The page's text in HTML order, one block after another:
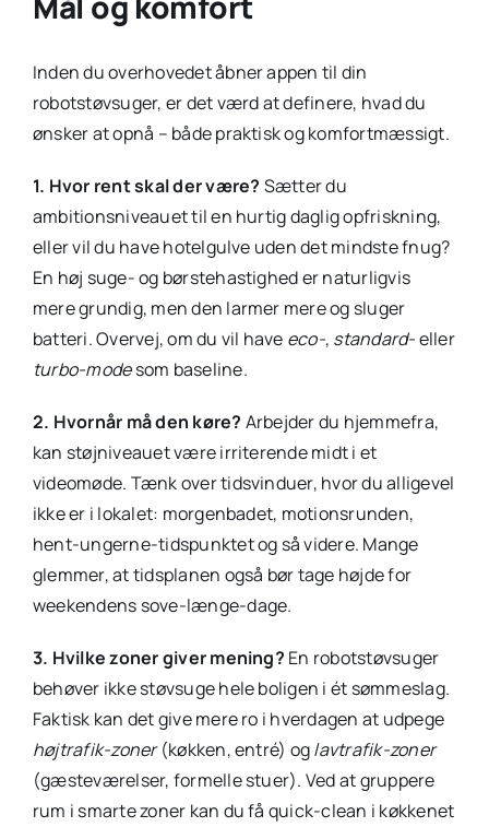
Inden du overhovedet åbner appen til din
robotstøvsuger, er det værd at definere, hvad du
ønsker at opnå – både praktisk og komfortmæssigt.
1. Hvor rent skal der være? Sætter du
ambitionsniveauet til en hurtig daglig opfriskning,
eller vil du have hotelgulve uden det mindste fnug?
En høj suge- og børstehastighed er naturligvis
mere grundig, men den larmer mere og sluger
batteri. Overvej, om du vil have eco-, standard-eller
turbo-modesom baseline.
2. Hvornår må den køre? Arbejder du hjemmefra,
kan støjniveauet være irriterende midt i et
videomøde. Tænk over tidsvinduer, hvor du alligevel
ikke er i lokalet: morgenbadet, motionsrunden,
hent-ungerne-tidspunktet og så videre. Mange
glemmer, at tidsplanen også bør tage højde for
weekendens sove-længe-dage.
3. Hvilke zoner giver mening? En robotstøvsuger
behøver ikke støvsuge hele boligen i ét sømmeslag.
Faktisk kan det give mere ro i hverdagen at udpege
højtrafik-zoner(køkken, entré) oglavtrafik-zoner
(gæsteværelser, formelle stuer). Ved at gruppere
rum i smarte zoner kan du få quick-clean i køkkenet